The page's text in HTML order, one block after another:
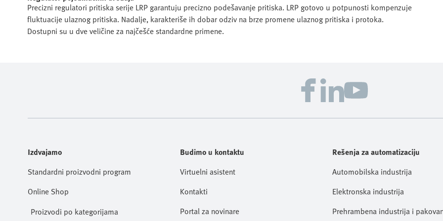
Precizni regulatori pritiska serije LRP garantuju precizno podešavanje pritiska. LRP gotovo u potpunosti kompenzuje
fluktuacije ulaznog pritiska. Nadalje, karakteriše ih dobar odziv na brze promene ulaznog pritiska i protoka.
Dostupni su u dve veličine za najčešće standardne primene.
Izdvajamo
Standardni proizvodni program
Online Shop
Proizvodi po kategorijama
Budimo u kontaktu
Virtuelni asistent
Kontakti
Portal za novinare
Rešenja za automatizaciju
Automobilska industrija
Elektronska industrija
Prehrambena industrija i